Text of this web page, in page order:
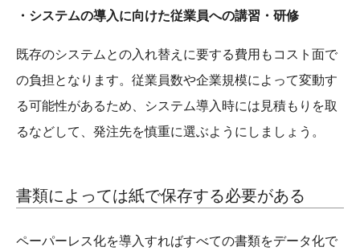
・システムの導入に向けた従業員への講習・研修
既存のシステムとの入れ替えに要する費用もコスト面で
の負担となります。従業員数や企業規模によって変動す
る可能性があるため、システム導入時には見積もりを取
るなどして、発注先を慎重に選ぶようにしましょう。
書類によっては紙で保存する必要がある
ペーパーレス化を導入すればすべての書類をデータ化で